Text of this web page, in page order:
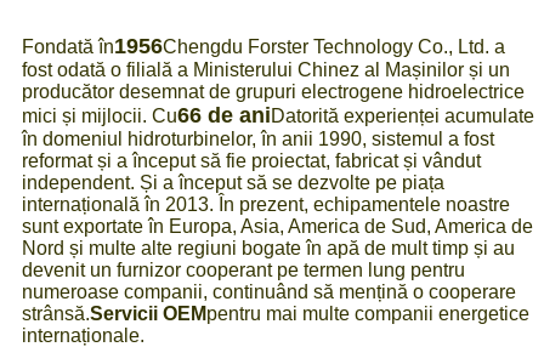
Fondată în1956Chengdu Forster Technology Co., Ltd. a
fost odată o filială a Ministerului Chinez al Mașinilor și un
producător desemnat de grupuri electrogene hidroelectrice
mici și mijlocii. Cu66 de aniDatorită experienței acumulate
în domeniul hidroturbinelor, în anii 1990, sistemul a fost
reformat și a început să fie proiectat, fabricat și vândut
independent. Și a început să se dezvolte pe piața
internațională în 2013. În prezent, echipamentele noastre
sunt exportate în Europa, Asia, America de Sud, America de
Nord și multe alte regiuni bogate în apă de mult timp și au
devenit un furnizor cooperant pe termen lung pentru
numeroase companii, continuând să mențină o cooperare
strânsă.Servicii OEMpentru mai multe companii energetice
internaționale.